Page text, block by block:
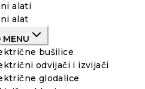
alati
alat
MENU
bušilice
odvijači i izvijači
glodalice